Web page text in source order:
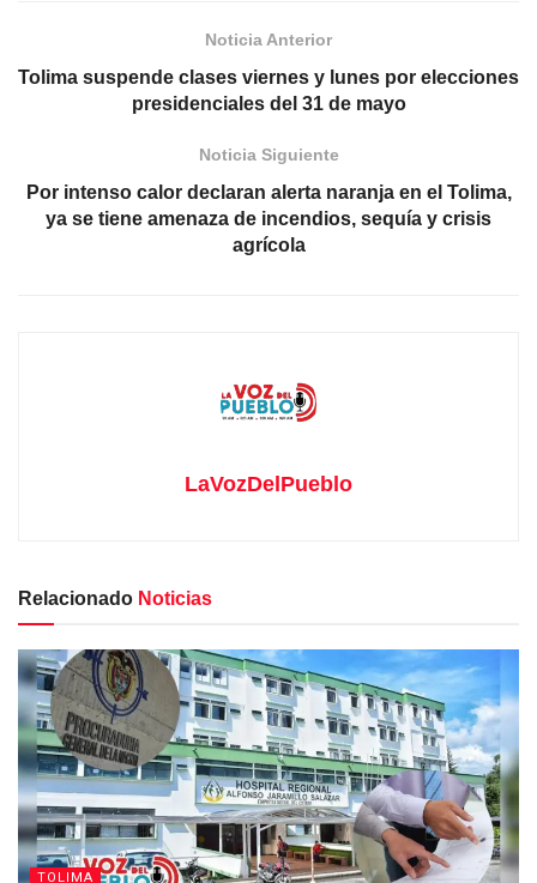
Noticia Anterior
Tolima suspende clases viernes y lunes por elecciones
presidenciales del 31 de mayo
Noticia Siguiente
Por intenso calor declaran alerta naranja en el Tolima,
ya se tiene amenaza de incendios, sequía y crisis
agrícola
LaVozDelPueblo
Relacionado Noticias
TOLIMA